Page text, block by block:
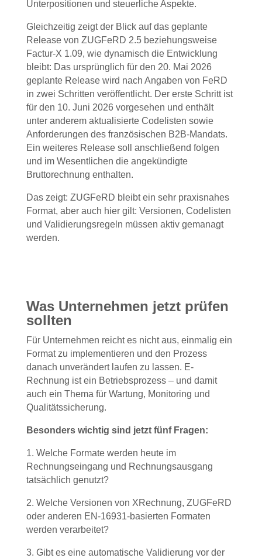
Unterpositionen und steuerliche Aspekte.
Gleichzeitig zeigt der Blick auf das geplante
Release von ZUGFeRD 2.5 beziehungsweise
Factur-X 1.09, wie dynamisch die Entwicklung
bleibt: Das ursprünglich für den 20. Mai 2026
geplante Release wird nach Angaben von FeRD
in zwei Schritten veröffentlicht. Der erste Schritt ist
für den 10. Juni 2026 vorgesehen und enthält
unter anderem aktualisierte Codelisten sowie
Anforderungen des französischen B2B-Mandats.
Ein weiteres Release soll anschließend folgen
und im Wesentlichen die angekündigte
Bruttorechnung enthalten.
Das zeigt: ZUGFeRD bleibt ein sehr praxisnahes
Format, aber auch hier gilt: Versionen, Codelisten
und Validierungsregeln müssen aktiv gemanagt
werden.
Was Unternehmen jetzt prüfen
sollten
Für Unternehmen reicht es nicht aus, einmalig ein
Format zu implementieren und den Prozess
danach unverändert laufen zu lassen. E-
Rechnung ist ein Betriebsprozess – und damit
auch ein Thema für Wartung, Monitoring und
Qualitätssicherung.
Besonders wichtig sind jetzt fünf Fragen:
1. Welche Formate werden heute im
Rechnungseingang und Rechnungsausgang
tatsächlich genutzt?
2. Welche Versionen von XRechnung, ZUGFeRD
oder anderen EN-16931-basierten Formaten
werden verarbeitet?
3. Gibt es eine automatische Validierung vor der